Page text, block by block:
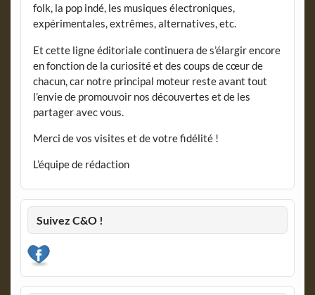
folk, la pop indé, les musiques électroniques,
expérimentales, extrêmes, alternatives, etc.
Et cette ligne éditoriale continuera de s’élargir encore
en fonction de la curiosité et des coups de cœur de
chacun, car notre principal moteur reste avant tout
l’envie de promouvoir nos découvertes et de les
partager avec vous.
Merci de vos visites et de votre fidélité !
L’équipe de rédaction
Suivez C&O !